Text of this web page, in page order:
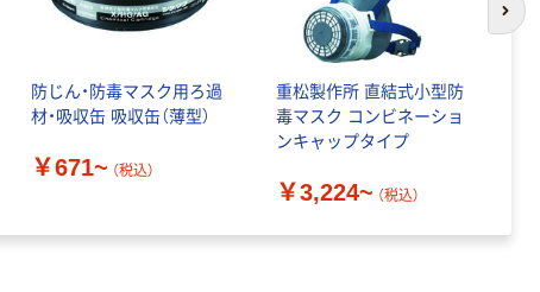
防じん・防毒マスク用ろ過
材・吸収缶 吸収缶（薄型）
￥671~ （税込）
重松製作所 直結式小型防
毒マスク コンビネーショ
ンキャップタイプ
￥3,224~ （税込）
次